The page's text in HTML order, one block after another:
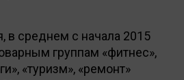
в среднем с начала 2015
группам «фитнес»,
«туризм», «ремонт»